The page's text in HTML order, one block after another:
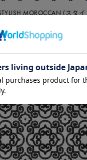
MOROCCAN (スタイ
ルー)
1,100円(税込1,210円)